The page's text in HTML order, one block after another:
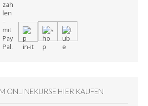
ONLINEKURSE HIER KAUFEN